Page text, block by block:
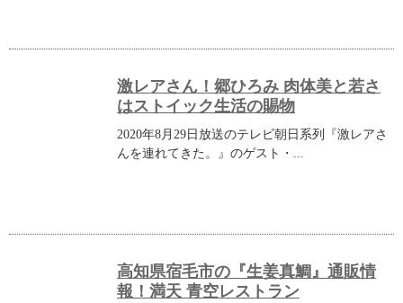
激レアさん！郷ひろみ 肉体美と若さ
はストイック生活の賜物
2020年8月29日放送のテレビ朝日系列『激レアさ
んを連れてきた。』のゲスト・...
高知県宿毛市の『生姜真鯛』通販情
報！満天 青空レストラン